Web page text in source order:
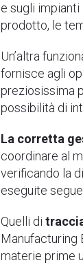
e sugli
prodotto, le
Un’altra
fornisce agli
preziosissima
possibilità di
La corretta
coordinare al
verificando la
eseguite
Quelli di
Manufacturing
materie prime